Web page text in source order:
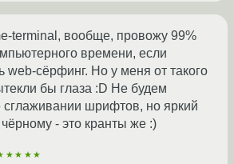
terminal, вообще, провожу 99%
времени, если
web-сёрфинг. Но у меня от такого
бы глаза :D Не будем
сглаживании шрифтов, но яркий
- это кранты же :)